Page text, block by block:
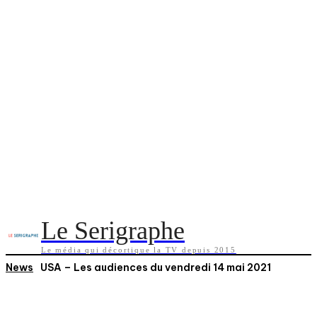
Le Serigraphe
Le média qui décortique la TV depuis 2015
News USA – Les audiences du vendredi 14 mai 2021